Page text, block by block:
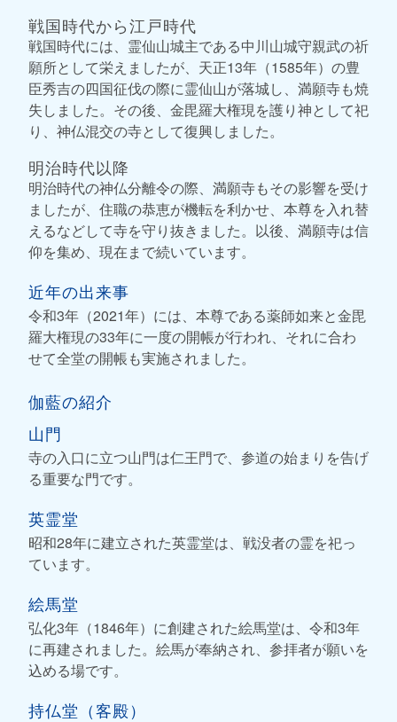
戦国時代から江戸時代
戦国時代には、霊仙山城主である中川山城守親武の祈
願所として栄えましたが、天正13年（1585年）の豊
臣秀吉の四国征伐の際に霊仙山が落城し、満願寺も焼
失しました。その後、金毘羅大権現を護り神として祀
り、神仏混交の寺として復興しました。
明治時代以降
明治時代の神仏分離令の際、満願寺もその影響を受け
ましたが、住職の恭恵が機転を利かせ、本尊を入れ替
えるなどして寺を守り抜きました。以後、満願寺は信
仰を集め、現在まで続いています。
近年の出来事
令和3年（2021年）には、本尊である薬師如来と金毘
羅大権現の33年に一度の開帳が行われ、それに合わ
せて全堂の開帳も実施されました。
伽藍の紹介
山門
寺の入口に立つ山門は仁王門で、参道の始まりを告げ
る重要な門です。
英霊堂
昭和28年に建立された英霊堂は、戦没者の霊を祀っ
ています。
絵馬堂
弘化3年（1846年）に創建された絵馬堂は、令和3年
に再建されました。絵馬が奉納され、参拝者が願いを
込める場です。
持仏堂（客殿）